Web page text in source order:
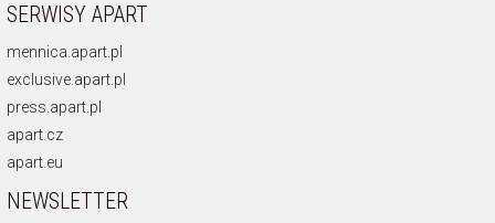
SERWISY APART
mennica.apart.pl
exclusive.apart.pl
press.apart.pl
apart.cz
apart.eu
NEWSLETTER